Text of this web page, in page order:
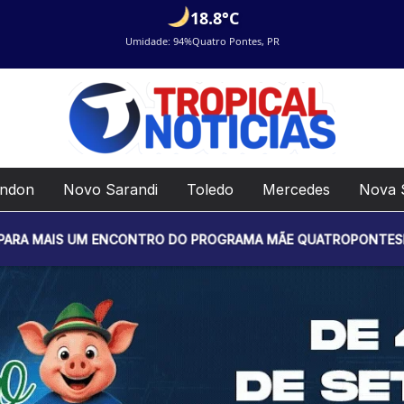
18.8°C
Umidade: 94%Quatro Pontes, PR
Novo Sarandi Toledo Mercedes Nova
ENCONTRO DO PROGRAMA MÃE QUATROPONTESE. O